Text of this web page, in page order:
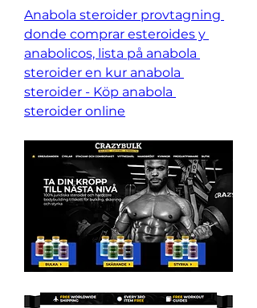
Anabola steroider provtagning
donde comprar esteroides y
anabolicos, lista på anabola
steroider en kur anabola
steroider - Köp anabola
steroider online